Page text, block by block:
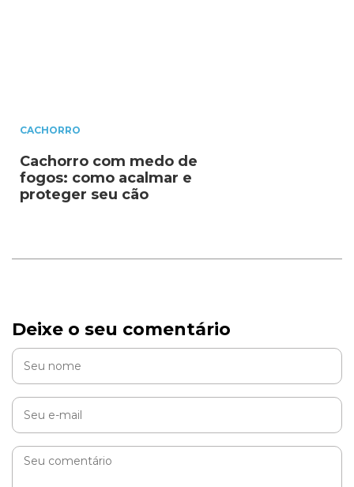
CACHORRO
Cachorro com medo de
fogos: como acalmar e
proteger seu cão
Deixe o seu comentário